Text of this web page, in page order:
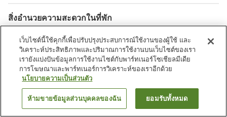
สิ่งอำนวยความสะดวกในที่พัก
ตู้จำหน่ายอัตโนมัติ
บริการซักผ้า (มีค่าบริการ)
หน้าแรก ญี่ปุ่น คานากาวะ
นครโยโกฮามะ
Hotel Imalle Yokohama Isezakicho
ค้นหาห้องพัก
เว็บไซต์นี้ใช้คุกกี้เพื่อปรับปรุงประสบการณ์ใช้งานของผู้ใช้ และ
วิเคราะห์ประสิทธิภาพและปริมาณการใช้งานบนเว็บไซต์ของเรา
เรายังแบ่งปันข้อมูลการใช้งานไซต์กับพาร์ทเนอร์โซเชียลมีเดีย
การโฆษณาและพาร์ทเนอร์การวิเคราะห์ของเราอีกด้วย
นโยบายความเป็นส่วนตัว
ห้ามขายข้อมูลส่วนบุคคลของฉัน ยอมรับทั้งหมด